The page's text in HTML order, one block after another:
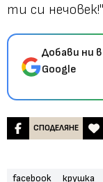
ти си нечовек!"
Добави ни
Google
СПОДЕЛЯНЕ
facebook крушка